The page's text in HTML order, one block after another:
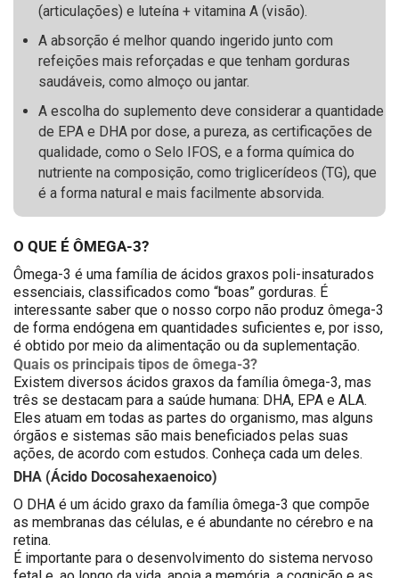
(articulações) e luteína + vitamina A (visão).
A absorção é melhor quando ingerido junto com
refeições mais reforçadas e que tenham gorduras
saudáveis, como almoço ou jantar.
A escolha do suplemento deve considerar a quantidade
de EPA e DHA por dose, a pureza, as certificações de
qualidade, como o Selo IFOS, e a forma química do
nutriente na composição, como triglicerídeos (TG), que
é a forma natural e mais facilmente absorvida.
O QUE É ÔMEGA-3?
Ômega-3 é uma família de ácidos graxos poli-insaturados
essenciais, classificados como “boas” gorduras. É
interessante saber que o nosso corpo não produz ômega-3
de forma endógena em quantidades suficientes e, por isso,
é obtido por meio da alimentação ou da suplementação.
Quais os principais tipos de ômega-3?
Existem diversos ácidos graxos da família ômega-3, mas
três se destacam para a saúde humana: DHA, EPA e ALA.
Eles atuam em todas as partes do organismo, mas alguns
órgãos e sistemas são mais beneficiados pelas suas
ações, de acordo com estudos. Conheça cada um deles.
DHA (Ácido Docosahexaenoico)
O DHA é um ácido graxo da família ômega-3 que compõe
as membranas das células, e é abundante no cérebro e na
retina.
É importante para o desenvolvimento do sistema nervoso